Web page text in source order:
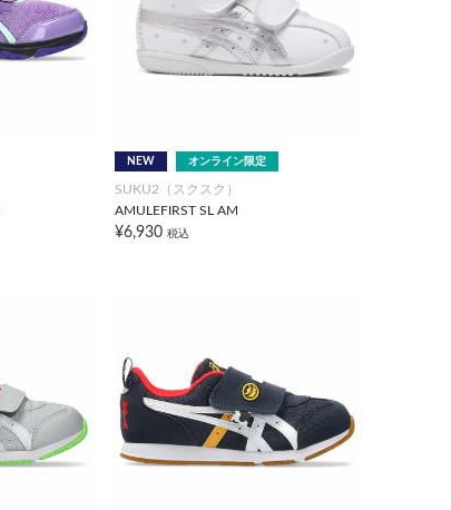
NEW オンライン限定
SUKU2（スクスク）
AMULEFIRST SL AM
¥6,930 税込